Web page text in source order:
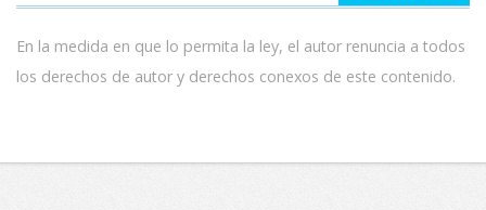
En la medida en que lo permita la ley, el autor renuncia a todos
los derechos de autor y derechos conexos de este contenido.